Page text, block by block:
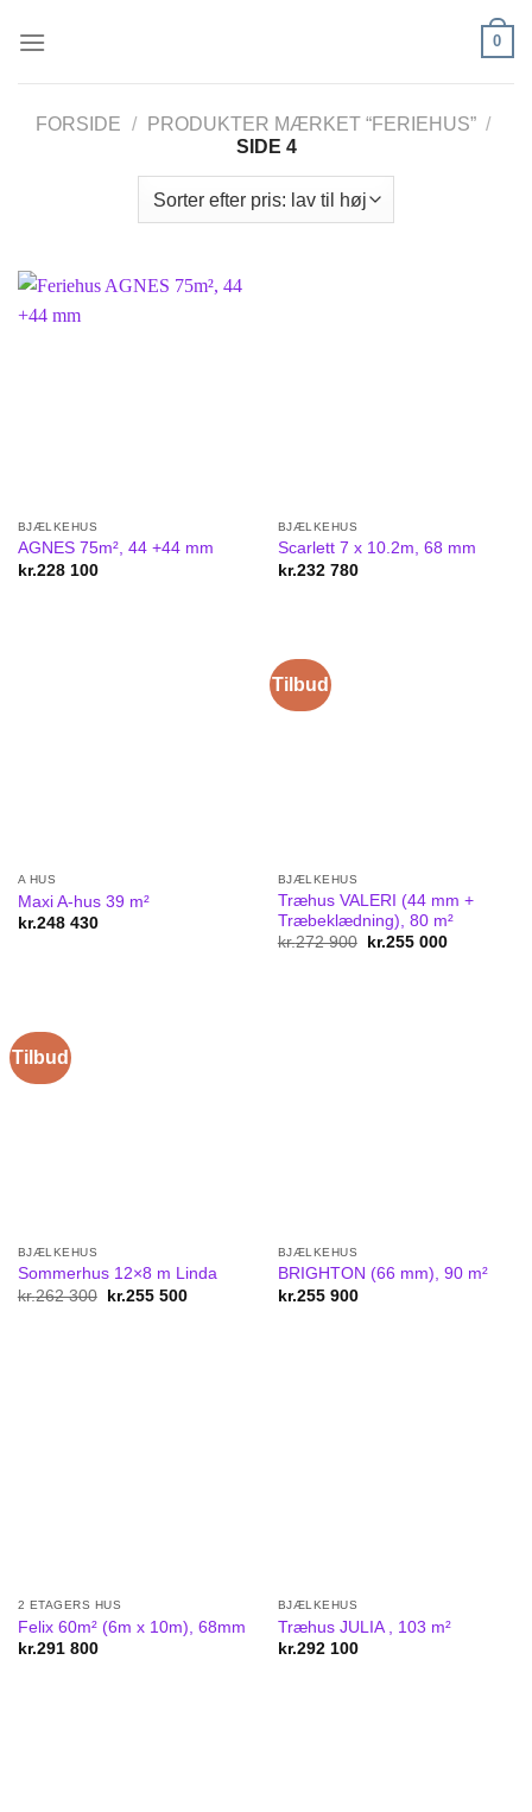
0
FORSIDE / PRODUKTER MÆRKET “FERIEHUS” /
SIDE 4
BJÆLKEHUS
AGNES 75m², 44 +44 mm
kr.228 100
BJÆLKEHUS
Scarlett 7 x 10.2m, 68 mm
kr.232 780
A HUS
Maxi A-hus 39 m²
kr.248 430
Tilbud
BJÆLKEHUS
Træhus VALERI (44 mm +
Træbeklædning), 80 m²
kr.272 900
Original
kr.255 000Current
Tilbud
BJÆLKEHUS
Sommerhus 12×8 m Linda
kr.262 300
Original
kr.255 500Current
BJÆLKEHUS
BRIGHTON (66 mm), 90 m²
kr.255 900
2 ETAGERS HUS
Felix 60m² (6m x 10m), 68mm
kr.291 800
BJÆLKEHUS
Træhus JULIA , 103 m²
kr.292 100